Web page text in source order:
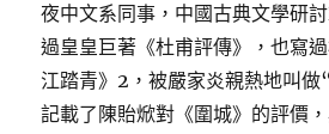
夜中文系同事，中國古典文學研
過皇皇巨著《杜甫評傳》，也寫
江踏青》2，被嚴家炎親熱地叫做
記載了陳貽焮對《圍城》的評價